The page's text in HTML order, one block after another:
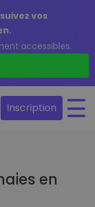
vos
accessibles.
Inscription
en